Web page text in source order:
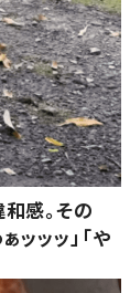
感。その
ッッ」「や